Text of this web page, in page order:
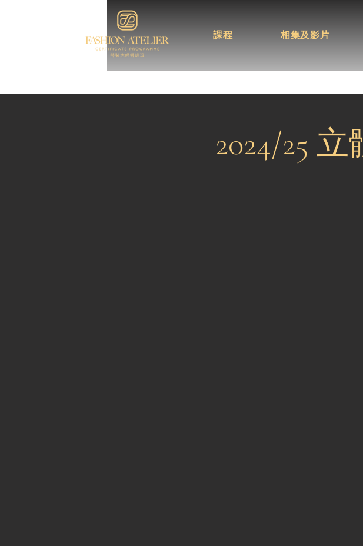
課程 相集及影片
2024/25